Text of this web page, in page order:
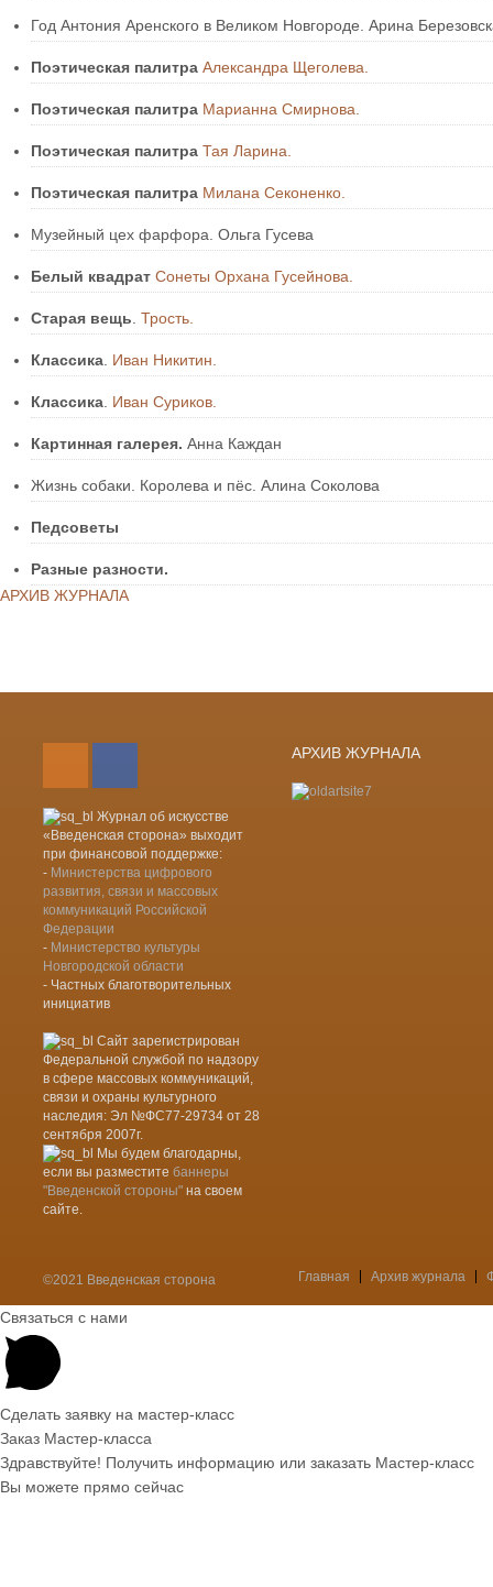
Год Антония Аренского в Великом Новгороде. Арина
Поэтическая палитраАлександра Щеголева.
Поэтическая палитра Марианна Смирнова.
Поэтическая палитраТая Ларина.
Поэтическая палитра Милана Секоненко.
Музейный цех фарфора. Ольга Гусева
Белый квадратСонеты Орхана Гусейнова.
Старая вещь Трость.
Классика Иван Никитин.
Классика Иван Суриков.
Картинная галерея. Анна Каждан
Жизнь собаки. Королева и пёс. Алина Соколова
Педсоветы
Разные разности.
АРХИВ ЖУРНАЛА
Журнал об искусстве
«Введенская сторона» выходит
при финансовой поддержке:
- Министерства цифрового
развития, связи и массовых
коммуникаций Российской
Федерации
- Министерство культуры
Новгородской области
- Частных благотворительных
инициатив
Сайт зарегистрирован
Федеральной службой по надзору
в сфере массовых коммуникаций,
связи и охраны культурного
наследия: Эл №ФС77-29734 от 28
сентября 2007г.
Мы будем благодарны,
если вы разместите баннеры
"Введенской стороны"на своем
сайте.
АРХИВ ЖУРНАЛА
©2021 Введенская сторона Меню
Главная Архив журнала
Связаться с нами
Сделать заявку на мастер-класс
Заказ Мастер-класса
Здравствуйте! Получить информацию или заказать Мастер-класс
Вы можете прямо сейчас